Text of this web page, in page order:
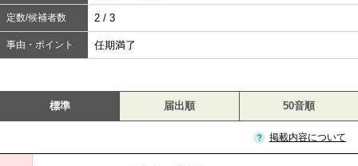
定数/候補者数 2 / 3
事由・ポイント 任期満了
標準 届出順 50音順
掲載内容について